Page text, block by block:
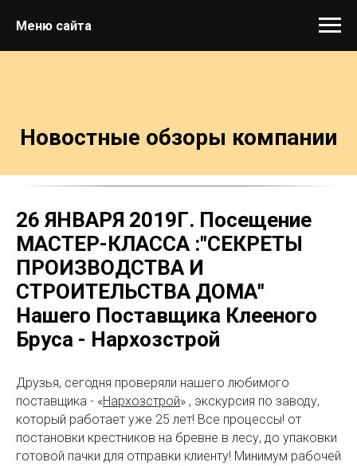
Меню сайта
Новостные обзоры компании
26 ЯНВАРЯ 2019Г. Посещение
МАСТЕР-КЛАССА :"СЕКРЕТЫ
ПРОИЗВОДСТВА И
СТРОИТЕЛЬСТВА ДОМА"
Нашего Поставщика Клееного
Бруса - Нархозстрой
Друзья, сегодня проверяли нашего любимого
поставщика - «Нархозстрой» , экскурсия по заводу,
который работает уже 25 лет! Все процессы! от
постановки крестников на бревне в лесу, до упаковки
готовой пачки для отправки клиенту! Минимум рабочей